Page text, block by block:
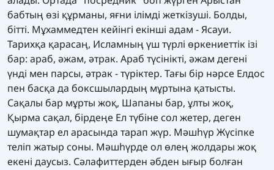
бабтың өзі құрманы, яғни ілімді жеткізуші. Болды,
бітті. Мұхаммедтен кейінгі екінші адам - Ясауи.
Тарихқа қарасаң, Исламның үш түрлі өркениеттік ізі
бар: араб, әжам, әтрак. Араб түсінікті, әжам дегені
үнді мен парсы, әтрак - түріктер. Тағы бір нәрсе Елдос
пен басқа да боксшылардың мұртына қатысты.
Сақалы бар мұрты жоқ, Шапаны бар, ұлты жоқ,
Қырма сақал, бірдеңе Ел түбіне сол жетер, деген
шумақтар ел арасында тарап жүр. Мәшһүр Жүсіпке
теліп жатыр соны. Мәшһүрде ол өлең жолдары жоқ
екені даусыз. Сәлафиттерден әбден ығыр болған